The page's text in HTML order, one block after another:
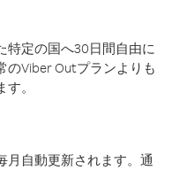
特定の国へ30日間自由に
のViber Outプランよりも
。
月自動更新されます。通